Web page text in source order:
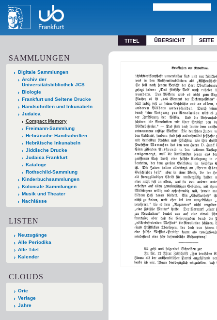
TITEL ÜBERSICHT SEITE
SAMMLUNGEN
Digitale Sammlungen
Archiv der
Universitätsbibliothek JCS
Biologie
Frankfurt und Seltene Drucke
Handschriften und Inkunabeln
Judaica
Compact Memory
Freimann-Sammlung
Hebräische Handschriften
Hebräische Inkunabeln
Jiddische Drucke
Judaica Frankfurt
Kataloge
Rothschild-Sammlung
Kinderbuchsammlungen
Koloniale Sammlungen
Musik und Theater
Nachlässe
LISTEN
Neuzugänge
Alle Periodika
Alle Titel
Kalender
CLOUDS
Orte
Verlage
Jahre